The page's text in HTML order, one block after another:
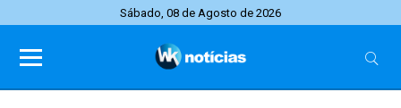
Sábado, 08 de Agosto de 2026